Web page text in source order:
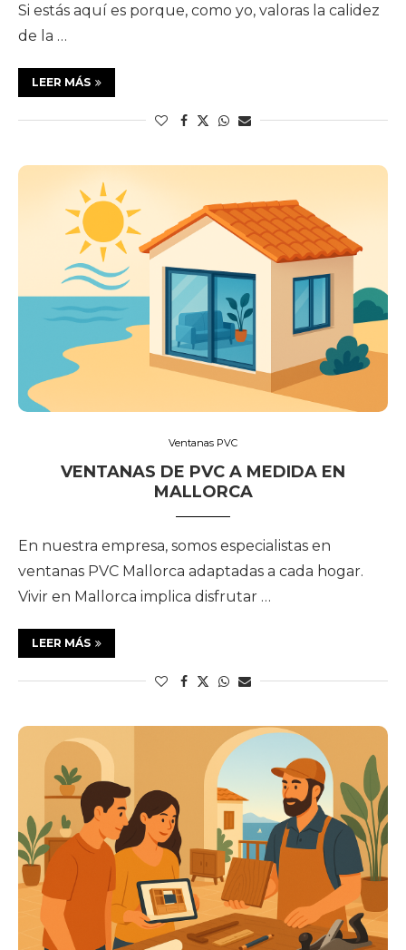
Si estás aquí es porque, como yo, valoras la calidez
de la …
LEER MÁS
Ventanas PVC
VENTANAS DE PVC A MEDIDA EN
MALLORCA
En nuestra empresa, somos especialistas en
ventanas PVC Mallorca adaptadas a cada hogar.
Vivir en Mallorca implica disfrutar …
LEER MÁS